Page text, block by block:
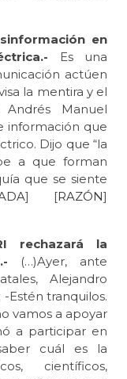
en
Es una
actúen
la mentira y el
Manuel
información que
Dijo que “la
a que forman
que se siente
] [RAZÓN]
rechazará la
.- (…)Ayer, ante
Alejandro
Estén tranquilos.
vamos a apoyar
a participar en
cuál es la
científicos,